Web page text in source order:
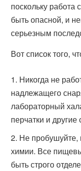
поскольку
быть опасной, и
серьезным
Вот список того,
Никогда не
надлежащего
лабораторный
перчатки и
Не пробушуйте,
химии. Все
быть строго